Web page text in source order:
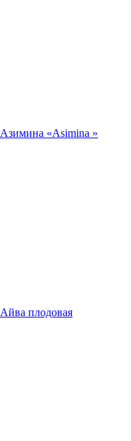
Азимина «Asimina »
Айва плодовая